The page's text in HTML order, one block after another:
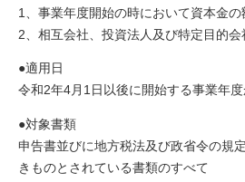
1、事業年度開始の時において資本金
2、相互会社、投資法人及び特定目的会
●適用日
令和2年4月1日以後に開始する事業年度
●対象書類
申告書並びに地方税法及び政省令の規
きものとされている書類のすべて